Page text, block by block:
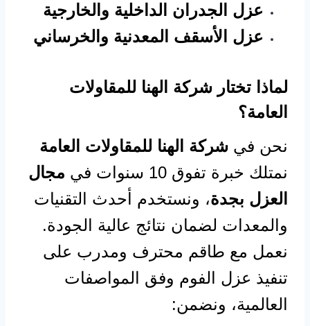
عزل الجدران الداخلية والخارجية
عزل الأسقف المعدنية والخرساني
لماذا تختار شركة الهنا للمقاولات
العامة؟
نحن في شركة الهنا للمقاولات العامة
نمتلك خبرة تفوق 10 سنوات في
مجال
العزل بجدة، ونستخدم أحدث التقنيات
والمعدات لضمان نتائج عالية الجودة.
نعمل مع طاقم محترف ومدرب على
تنفيذ عزل الفوم وفق المواصفات
العالمية، ونضمن: